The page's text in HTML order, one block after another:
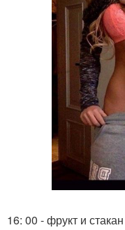
16: 00 - фрукт и